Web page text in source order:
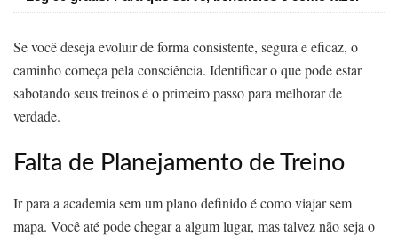
Se você deseja evoluir de forma consistente, segura e eficaz, o
caminho começa pela consciência. Identificar o que pode estar
sabotando seus treinos é o primeiro passo para melhorar de
verdade.
Falta de Planejamento de Treino
Ir para a academia sem um plano definido é como viajar sem
mapa. Você até pode chegar a algum lugar, mas talvez não seja o